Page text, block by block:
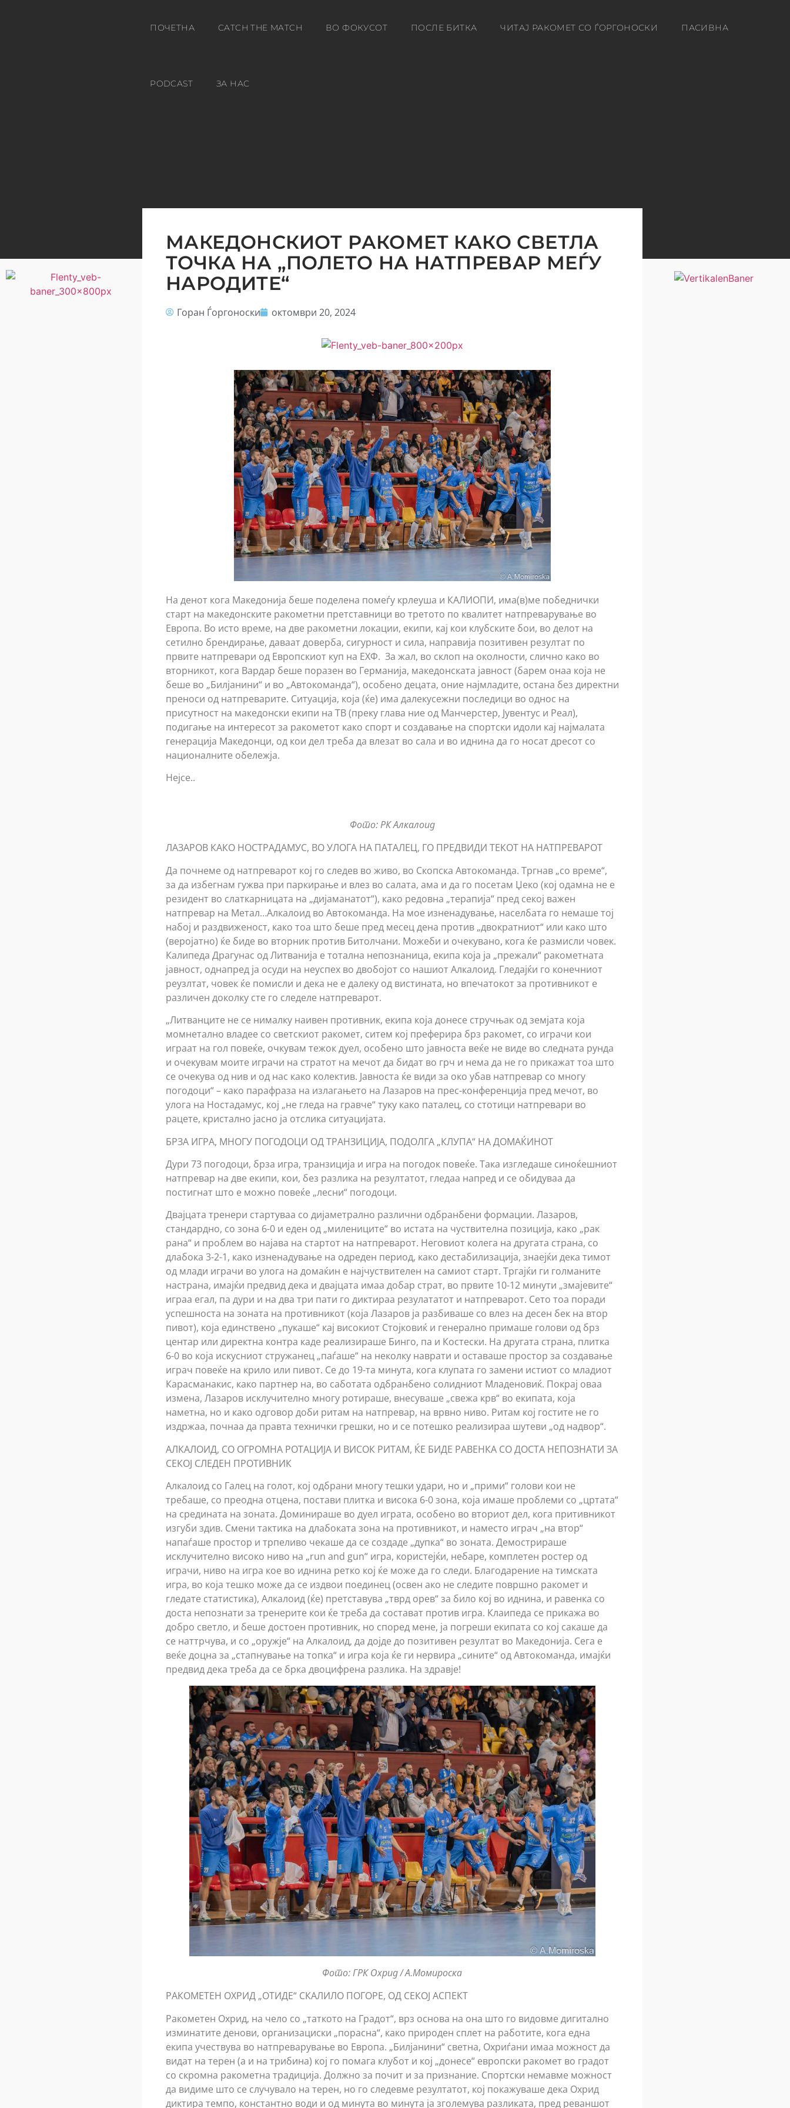
ПОЧЕТНА CATCH THE MATCH ВО ФОКУСОТ ПОСЛЕ БИТКА ЧИТАЈ РАКОМЕТ СО ЃОРГОНОСКИ ПАСИВНА
PODCAST ЗА НАС
МАКЕДОНСКИОТ РАКОМЕТ КАКО СВЕТЛА
ТОЧКА НА „ПОЛЕТО НА НАТПРЕВАР МЕЃУ
НАРОДИТЕ“
Горан Ѓоргоноски октомври 20, 2024
На денот кога Македонија беше поделена помеѓу крлеуша и КАЛИОПИ, има(в)ме победнички
старт на македонските ракометни претставници во третото по квалитет натпреварување во
Европа. Во исто време, на две ракометни локации, екипи, кај кои клубските бои, во делот на
сетилно брендирање, даваат доверба, сигурност и сила, направија позитивен резултат по
првите натпревари од Европскиот куп на ЕХФ. За жал, во склоп на околности, слично како во
вторникот, кога Вардар беше поразен во Германија, македонската јавност (барем онаа која не
беше во „Билјанини“ и во „Автокоманда“), особено децата, оние најмладите, остана без директни
преноси од натпреварите. Ситуација, која (ќе) има далекусежни последици во однос на
присутност на македонски екипи на ТВ (преку глава ние од Манчерстер, Јувентус и Реал),
подигање на интересот за ракометот како спорт и создавање на спортски идоли кај најмалата
генерација Македонци, од кои дел треба да влезат во сала и во иднина да го носат дресот со
националните обележја.
Нејсе..
Фото: РК Алкалоид
ЛАЗАРОВ КАКО НОСТРАДАМУС, ВО УЛОГА НА ПАТАЛЕЦ, ГО ПРЕДВИДИ ТЕКОТ НА НАТПРЕВАРОТ
Да почнеме од натпреварот кој го следев во живо, во Скопска Автокоманда. Тргнав „со време“,
за да избегнам гужва при паркирање и влез во салата, ама и да го посетам Џеко (кој одамна не е
резидент во слаткарницата на „дијаманатот“), како редовна „терапија“ пред секој важен
натпревар на Метал…Алкалоид во Автокоманда. На мое изненадување, населбата го немаше тој
набој и раздвиженост, како тоа што беше пред месец дена против „двократниот“ или како што
(веројатно) ќе биде во вторник против Битолчани. Можеби и очекувано, кога ќе размисли човек.
Калипеда Драгунас од Литванија е тотална непознаница, екипа која ја „прежали“ ракометната
јавност, однапред ја осуди на неуспех во двобојот со нашиот Алкалоид. Гледајќи го конечниот
реузлтат, човек ќе помисли и дека не е далеку од вистината, но впечатокот за противникот е
различен доколку сте го следеле натпреварот.
„Литванците не се нималку наивен противник, екипа која донесе стручњак од земјата која
момнетално владее со светскиот ракомет, ситем кој преферира брз ракомет, со играчи кои
играат на гол повеќе, очкувам тежок дуел, особено што јавноста веќе не виде во следната рунда
и очекувам моите играчи на стратот на мечот да бидат во грч и нема да не го прикажат тоа што
се очекува од нив и од нас како колектив. Јавноста ќе види за око убав натпревар со многу
погодоци“ – како парафраза на излагањето на Лазаров на прес-конференција пред мечот, во
улога на Ностадамус, кој „не гледа на гравче“ туку како паталец, со стотици натпревари во
рацете, кристално јасно ја отслика ситуацијата.
БРЗА ИГРА, МНОГУ ПОГОДОЦИ ОД ТРАНЗИЦИЈА, ПОДОЛГА „КЛУПА“ НА ДОМАЌИНОТ
Дури 73 погодоци, брза игра, транзиција и игра на погодок повеќе. Така изгледаше синоќешниот
натпревар на две екипи, кои, без разлика на резултатот, гледаа напред и се обидуваа да
постигнат што е можно повеќе „лесни“ погодоци.
Двајцата тренери стартуваа со дијаметрално различни одбранбени формации. Лазаров,
стандардно, со зона 6-0 и еден од „милениците“ во истата на чуствителна позиција, како „рак
рана“ и проблем во најава на стартот на натпреварот. Неговиот колега на другата страна, со
длабока 3-2-1, како изненадување на одреден период, како дестабилизација, знаејќи дека тимот
од млади играчи во улога на домаќин е најчуствителен на самиот старт. Тргајќи ги голманите
настрана, имајќи предвид дека и двајцата имаа добар страт, во првите 10-12 минути „змајевите“
играа егал, па дури и на два три пати го диктираа резулататот и натпреварот. Сето тоа поради
успешноста на зоната на противникот (која Лазаров ја разбиваше со влез на десен бек на втор
пивот), која единствено „пукаше“ кај високиот Стојковиќ и генерално примаше голови од брз
центар или директна контра каде реализираше Бинго, па и Костески. На другата страна, плитка
6-0 во која искусниот стружанец „паѓаше“ на неколку наврати и оставаше простор за создавање
играч повеќе на крило или пивот. Се до 19-та минута, кога клупата го замени истиот со младиот
Карасманакис, како партнер на, во саботата одбранбено солидниот Младеновиќ. Покрај оваа
измена, Лазаров исклучително многу ротираше, внесуваше „свежа крв“ во екипата, која
наметна, но и како одговор доби ритам на натпревар, на врвно ниво. Ритам кој гостите не го
издржаа, почнаа да правта технички грешки, но и се потешко реализираа шутеви „од надвор“.
АЛКАЛОИД, СО ОГРОМНА РОТАЦИЈА И ВИСОК РИТАМ, ЌЕ БИДЕ РАВЕНКА СО ДОСТА НЕПОЗНАТИ ЗА
СЕКОЈ СЛЕДЕН ПРОТИВНИК
Алкалоид со Галец на голот, кој одбрани многу тешки удари, но и „прими“ голови кои не
требаше, со преодна отцена, постави плитка и висока 6-0 зона, која имаше проблеми со „цртата“
на средината на зоната. Доминираше во дуел играта, особено во вториот дел, кога притивникот
изгуби здив. Смени тактика на длабоката зона на противникот, и наместо играч „на втор“
напаѓаше простор и трпеливо чекаше да се создаде „дупка“ во зоната. Демострираше
исклучително високо ниво на „run and gun“ игра, користејќи, небаре, комплетен ростер од
играчи, ниво на игра кое во иднина ретко кој ќе може да го следи. Благодарение на тимската
игра, во која тешко може да се издвои поединец (освен ако не следите површно ракомет и
гледате статистика), Алкалоид (ќе) претставува „тврд орев“ за било кој во иднина, и равенка со
доста непознати за тренерите кои ќе треба да состават против игра. Клаипеда се прикажа во
добро светло, и беше достоен противник, но според мене, ја погреши екипата со кој сакаше да
се наттрчува, и со „оружје“ на Алкалоид, да дојде до позитивен резултат во Македонија. Сега е
веќе доцна за „стапнување на топка“ и игра која ќе ги нервира „сините“ од Автокоманда, имајќи
предвид дека треба да се брка двоцифрена разлика. На здравје!
Фото: ГРК Охрид / А.Момироска
РАКОМЕТЕН ОХРИД „ОТИДЕ“ СКАЛИЛО ПОГОРЕ, ОД СЕКОЈ АСПЕКТ
Ракометен Охрид, на чело со „таткото на Градот“, врз основа на она што го видовме дигитално
изминатите денови, организациски „порасна“, како природен сплет на работите, кога една
екипа учествува во натпреварување во Европа. „Билјанини“ светна, Охриѓани имаа можност да
видат на терен (а и на трибина) кој го помага клубот и кој „донесе“ европски ракомет во градот
со скромна ракометна традиција. Должно за почит и за признание. Спортски немавме можност
да видиме што се случувало на терен, но го следевме резултатот, кој покажуваше дека Охрид
диктира темпо, константно води и од минута во минута ја зголемува разликата, пред реваншот